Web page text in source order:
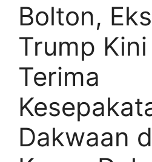
Bolton,
Trump
Terima
Dakwaan